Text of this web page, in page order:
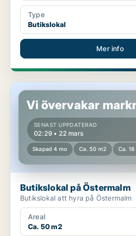
Type
Butikslokal
Mer info
Butikslokal på Östermalm
Vi övervakar
SENAST UPPDATERAD
02:29 • 22 mars
Skapad 4 mo Ca. 50 m2 Ca.
Butikslokal på Östermalm
Butikslokal att hyra på Östermalm
Areal
Ca. 50 m2